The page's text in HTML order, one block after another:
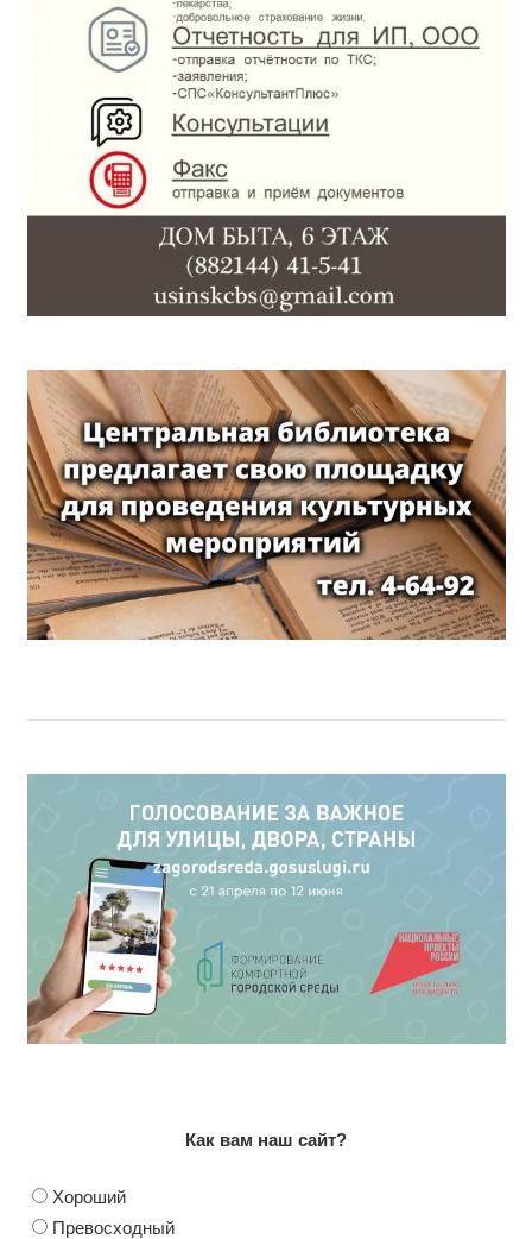
Как вам наш сайт?
Хороший
Превосходный